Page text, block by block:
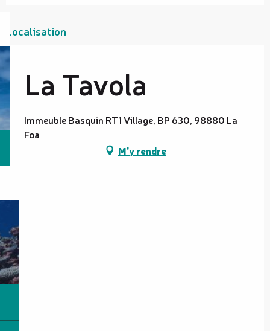
Localisation
La Tavola
Immeuble Basquin RT1 Village, BP 630, 98880 La
Foa
M'y rendre